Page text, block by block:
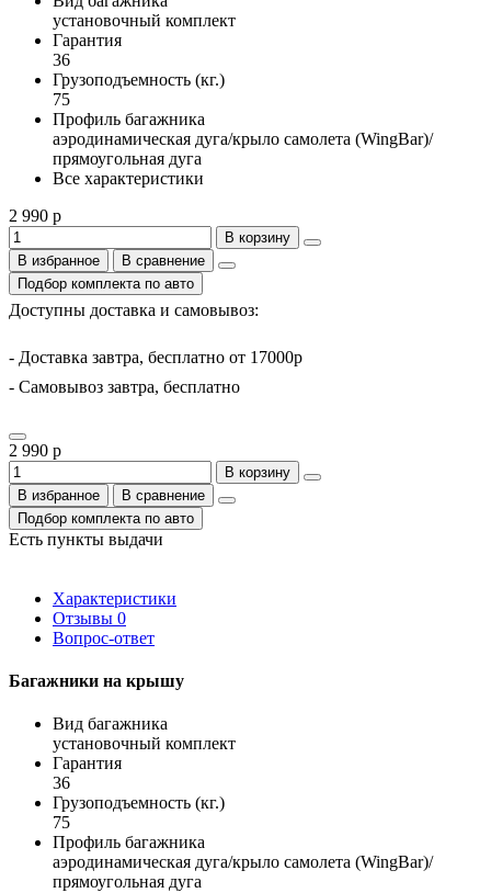
установочный комплект
Гарантия
36
Грузоподъемность (кг.)
75
Профиль багажника
аэродинамическая дуга/крыло самолета (WingBar)/
прямоугольная дуга
Все характеристики
2 990 р
В корзину
В избранное
В сравнение
Подбор комплекта по авто
Доступны доставка и самовывоз:
- Доставка завтра, бесплатно от 17000р
- Самовывоз завтра, бесплатно
2 990 р
В корзину
В избранное
В сравнение
Подбор комплекта по авто
Есть пункты выдачи
Характеристики
Отзывы 0
Вопрос-ответ
Багажники на крышу
Вид багажника
установочный комплект
Гарантия
36
Грузоподъемность (кг.)
75
Профиль багажника
аэродинамическая дуга/крыло самолета (WingBar)/
прямоугольная дуга